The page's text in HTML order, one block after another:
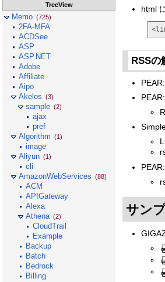
html
RSSの
サン
TreeView
Memo (725)
2FA-MFA
ACDSee
ASP
ASP.NET
Adobe
Affiliate
Aipo
Akelos (3)
sample (2)
ajax
pref
Algorithm (1)
image
Aliyun (1)
cli
AmazonWebServices (88)
ACM
APIGateway
Alexa
Athena (2)
CloudTrail
Example
Backup
Batch
Bedrock
Billing